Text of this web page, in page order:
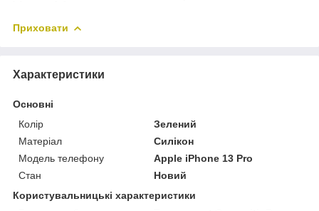
Приховати
Характеристики
Основні
Колір
Зелений
Матеріал
Силікон
Модель телефону
Apple iPhone 13 Pro
Стан
Новий
Користувальницькі характеристики